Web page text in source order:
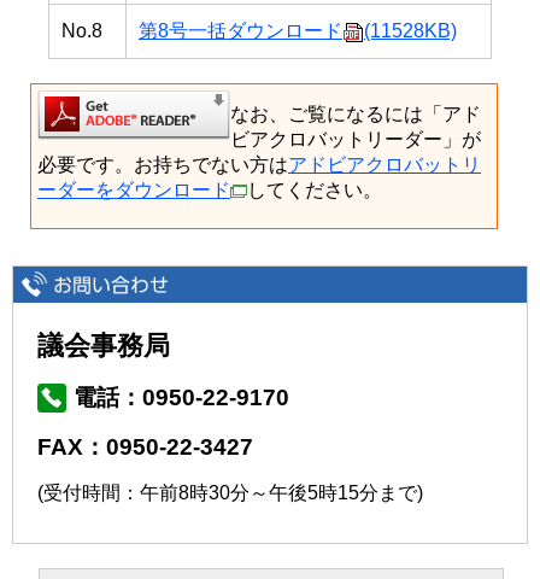
No.8 第8号一括ダウンロード (11528KB)
なお、ご覧になるには「アド
ビアクロバットリーダー」が
必要です。お持ちでない方はアドビアクロバットリ
ーダーをダウンロード
してください。
議会事務局
電話：0950-22-9170
FAX：0950-22-3427
(受付時間：午前8時30分～午後5時15分まで)